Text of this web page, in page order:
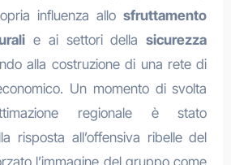
influenza allosfruttamento
e ai settori dellasicurezza
alla costruzione di una rete di
Un momento di svolta
regionale è stato
risposta all’offensiva ribelle del
l’immagine del gruppo come